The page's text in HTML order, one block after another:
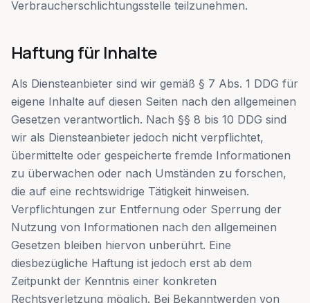
Verbraucherschlichtungsstelle teilzunehmen.
Haftung für Inhalte
Als Diensteanbieter sind wir gemäß § 7 Abs. 1 DDG für
eigene Inhalte auf diesen Seiten nach den allgemeinen
Gesetzen verantwortlich. Nach §§ 8 bis 10 DDG sind
wir als Diensteanbieter jedoch nicht verpflichtet,
übermittelte oder gespeicherte fremde Informationen
zu überwachen oder nach Umständen zu forschen,
die auf eine rechtswidrige Tätigkeit hinweisen.
Verpflichtungen zur Entfernung oder Sperrung der
Nutzung von Informationen nach den allgemeinen
Gesetzen bleiben hiervon unberührt. Eine
diesbezügliche Haftung ist jedoch erst ab dem
Zeitpunkt der Kenntnis einer konkreten
Rechtsverletzung möglich. Bei Bekanntwerden von